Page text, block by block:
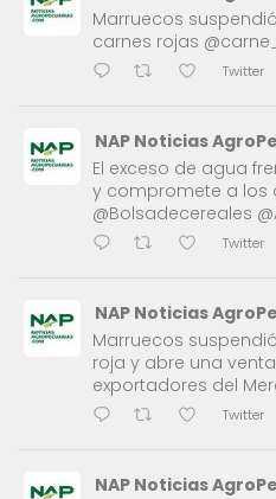
Marruecos
carnes rojas
Twitter
NAP Noticias
El exceso de agua
y compromete a los
@Bolsadecereales
Twitter
NAP Noticias
Marruecos
roja y abre una
exportadores del
Twitter
NAP Noticias